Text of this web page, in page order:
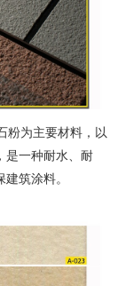
粉为主要材料，以
是一种耐水、耐
筑涂料。